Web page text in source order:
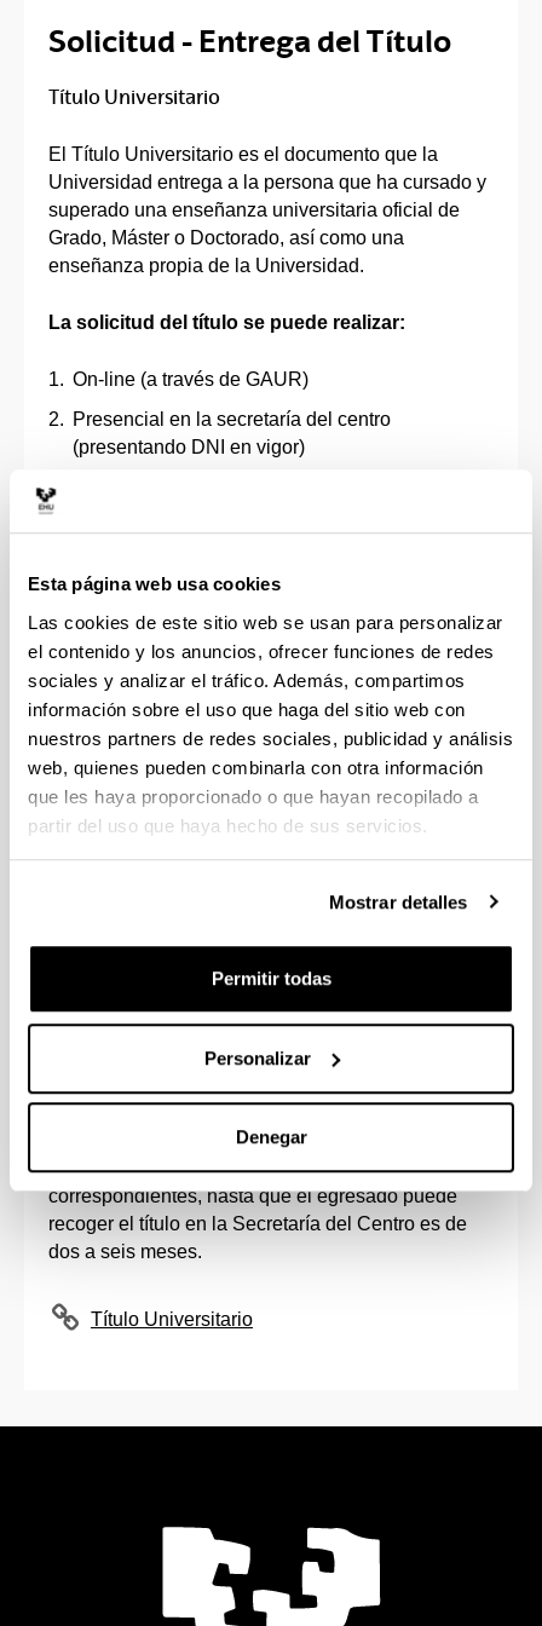
Esta página web usa cookies
Las cookies de este sitio web se usan para personalizar
el contenido y los anuncios, ofrecer funciones de redes
sociales y analizar el tráfico. Además, compartimos
información sobre el uso que haga del sitio web con
nuestros partners de redes sociales, publicidad y análisis
web, quienes pueden combinarla con otra información
que les haya proporcionado o que hayan recopilado a
partir del uso que haya hecho de sus servicios.
Mostrar detalles
Permitir todas
Personalizar
Denegar
Solicitud - Entrega del Título
Título Universitario
El Título Universitario es el documento que la
Universidad entrega a la persona que ha cursado y
superado una enseñanza universitaria oficial de
Grado, Máster o Doctorado, así como una
enseñanza propia de la Universidad.
La solicitud del título se puede realizar:
On-line (a través de GAUR)
Presencial en la secretaría del centro
(presentando DNI en vigor)
Cuando el título está disponible, la persona
interesada recibe la notificación de que puede
Centro en el que ha cursado la titulación
Entrega del Título
La entrega del título es personal e intransferible.
Se recogerá en la secretaría de la Facultad de
Educación y Deporte (sección Deporte) previa
presentación del DNI.
En caso de no poder acudir, podrá autorizar a
presentando junto con su DNI/Pasaporte original
Impreso de autorizacióncumplimentado y
firmado tanto por la persona que autoriza
Copia del DNI/Pasaporte de la persona que
autoriza y de la autorizada.
El tiempo estimado en realizar este trámite, desde
que se inicia la solicitud y se pagan las tasas
correspondientes, hasta que el egresado puede
recoger el título en la Secretaría del Centro es de
dos a seis meses.
Título Universitario